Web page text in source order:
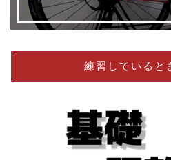
練習していると